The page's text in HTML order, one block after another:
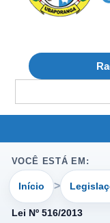
for:
VOCÊ ESTÁ EM:
Início
Lei Nº 516/2013